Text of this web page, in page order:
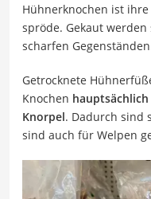
Hühnerknochen ist
spröde. Gekaut
scharfen
Getrocknete
Knochen
Knorpel. Dadurch sind
sind auch für Welpen